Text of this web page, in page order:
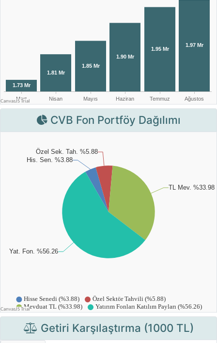
CVB Fon Portföy Dağılımı
Getiri Karşılaştırma (1000 TL)